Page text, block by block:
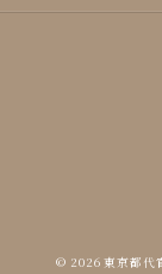
© 2026 東京都代